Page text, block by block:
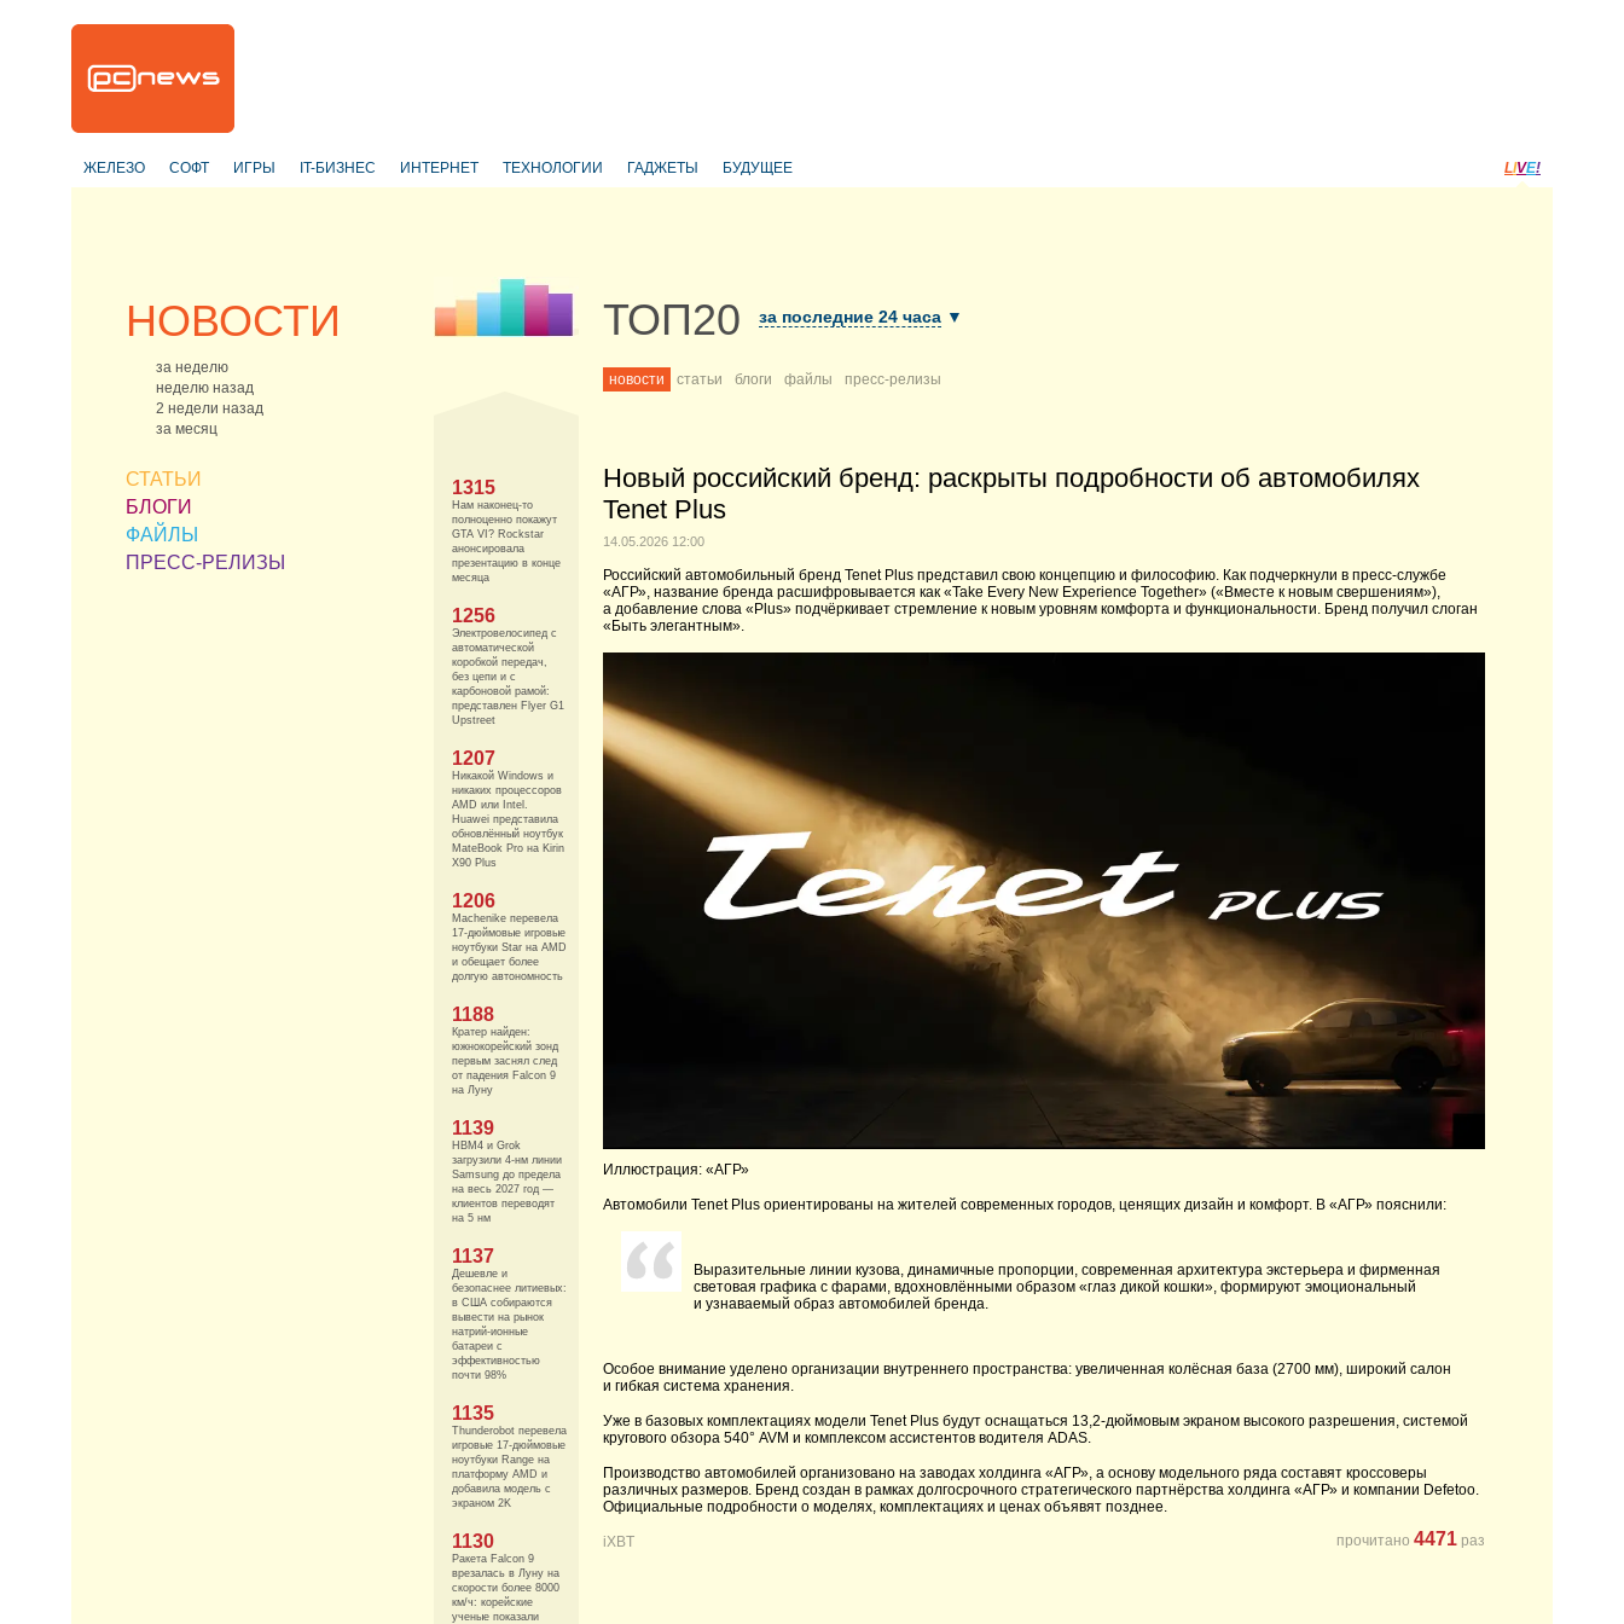
ЖЕЛЕЗО СОФТ ИГРЫ IT-БИЗНЕС ИНТЕРНЕТ ТЕХНОЛОГИИ ГАДЖЕТЫ БУДУЩЕЕ LIVE!
НОВОСТИ
за неделю
неделю назад
2 недели назад
за месяц
СТАТЬИ
БЛОГИ
ФАЙЛЫ
ПРЕСС-РЕЛИЗЫ
1315
Нам наконец-то
полноценно покажут
GTA VI? Rockstar
анонсировала
презентацию в конце
месяца
1256
Электровелосипед с
автоматической
коробкой передач,
без цепи и с
карбоновой рамой:
представлен Flyer G1
Upstreet
1207
Никакой Windows и
никаких процессоров
AMD или Intel.
Huawei представила
обновлённый ноутбук
MateBook Pro на Kirin
X90 Plus
1206
Machenike перевела
17-дюймовые игровые
ноутбуки Star на AMD
и обещает более
долгую автономность
1188
Кратер найден:
южнокорейский зонд
первым заснял след
от падения Falcon 9
на Луну
1139
HBM4 и Grok
загрузили 4-нм линии
Samsung до предела
на весь 2027 год —
клиентов переводят
на 5 нм
1137
Дешевле и
безопаснее литиевых:
в США собираются
вывести на рынок
натрий-ионные
батареи с
эффективностью
почти 98%
1135
Thunderobot перевела
игровые 17-дюймовые
ноутбуки Range на
платформу AMD и
добавила модель с
экраном 2K
1130
Ракета Falcon 9
врезалась в Луну на
скорости более 8000
км/ч: корейские
ученые показали
ТОП20 за последние 24 часа ▼
новости статьи блоги файлы пресс-релизы
Новый российский бренд: раскрыты подробности об автомобилях
Tenet Plus
14.05.2026 12:00
Российский автомобильный бренд Tenet Plus представил свою концепцию и философию. Как подчеркнули в пресс-службе
«АГР», название бренда расшифровывается как «Take Every New Experience Together» («Вместе к новым свершениям»),
а добавление слова «Plus» подчёркивает стремление к новым уровням комфорта и функциональности. Бренд получил слоган
«Быть элегантным».
Иллюстрация: «АГР»
Автомобили Tenet Plus ориентированы на жителей современных городов, ценящих дизайн и комфорт. В «АГР» пояснили:
Выразительные линии кузова, динамичные пропорции, современная архитектура экстерьера и фирменная
световая графика с фарами, вдохновлёнными образом «глаз дикой кошки», формируют эмоциональный
и узнаваемый образ автомобилей бренда.
Особое внимание уделено организации внутреннего пространства: увеличенная колёсная база (2700 мм), широкий салон
и гибкая система хранения.
Уже в базовых комплектациях модели Tenet Plus будут оснащаться 13,2-дюймовым экраном высокого разрешения, системой
кругового обзора 540° AVM и комплексом ассистентов водителя ADAS.
Производство автомобилей организовано на заводах холдинга «АГР», а основу модельного ряда составят кроссоверы
различных размеров. Бренд создан в рамках долгосрочного стратегического партнёрства холдинга «АГР» и компании Defetoo.
Официальные подробности о моделях, комплектациях и ценах объявят позднее.
iXBT прочитано 4471раз